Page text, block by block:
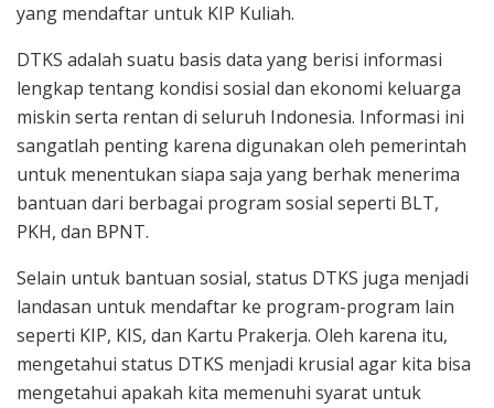
yang mendaftar untuk KIP Kuliah.
DTKS adalah suatu basis data yang berisi informasi
lengkap tentang kondisi sosial dan ekonomi keluarga
miskin serta rentan di seluruh Indonesia. Informasi ini
sangatlah penting karena digunakan oleh pemerintah
untuk menentukan siapa saja yang berhak menerima
bantuan dari berbagai program sosial seperti BLT,
PKH, dan BPNT.
Selain untuk bantuan sosial, status DTKS juga menjadi
landasan untuk mendaftar ke program-program lain
seperti KIP, KIS, dan Kartu Prakerja. Oleh karena itu,
mengetahui status DTKS menjadi krusial agar kita bisa
mengetahui apakah kita memenuhi syarat untuk